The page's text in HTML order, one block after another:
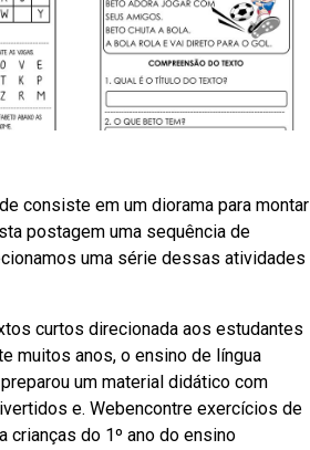
consiste em um diorama para montar
postagem uma sequência de
uma série dessas atividades
curtos direcionada aos estudantes
muitos anos, o ensino de língua
um material didático com
e. Webencontre exercícios de
crianças do 1º ano do ensino